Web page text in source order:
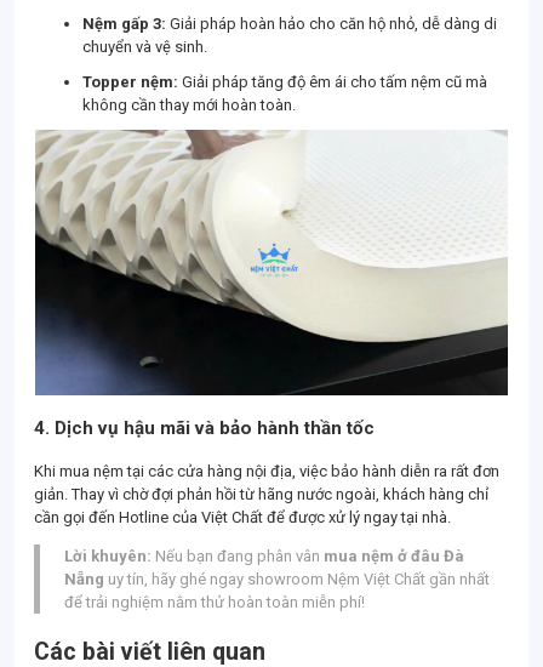
Nệm gấp 3: Giải pháp hoàn hảo cho căn hộ nhỏ, dễ dàng di
chuyển và vệ sinh.
Topper nệm: Giải pháp tăng độ êm ái cho tấm nệm cũ mà
không cần thay mới hoàn toàn.
4. Dịch vụ hậu mãi và bảo hành thần tốc
Khi mua nệm tại các cửa hàng nội địa, việc bảo hành diễn ra rất đơn
giản. Thay vì chờ đợi phản hồi từ hãng nước ngoài, khách hàng chỉ
cần gọi đến Hotline của Việt Chất để được xử lý ngay tại nhà.
Lời khuyên: Nếu bạn đang phân vân mua nệm ở đâu Đà
Nẵng uy tín, hãy ghé ngay showroom Nệm Việt Chất gần nhất
để trải nghiệm nằm thử hoàn toàn miễn phí!
Các bài viết liên quan